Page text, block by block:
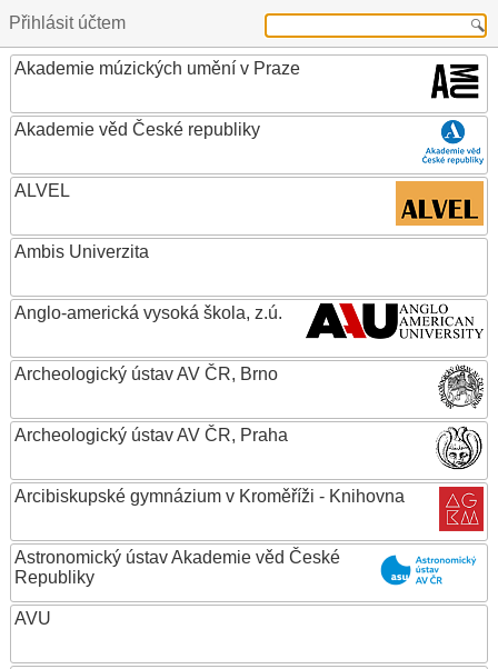
Přihlásit účtem
Akademie múzických umění v Praze
Akademie věd České republiky
ALVEL
Ambis Univerzita
Anglo-americká vysoká škola, z.ú.
Archeologický ústav AV ČR, Brno
Archeologický ústav AV ČR, Praha
Arcibiskupské gymnázium v Kroměříži - Knihovna
Astronomický ústav Akademie věd České
Republiky
AVU